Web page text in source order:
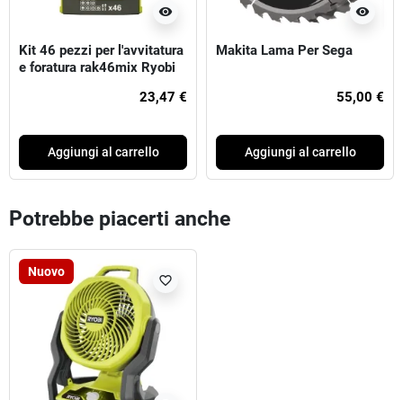
visibility
Kit 46 pezzi per l'avvitatura
e foratura rak46mix Ryobi
23,47 €
Aggiungi al carrello
visibility
Makita Lama Per Sega
55,00 €
Aggiungi al carrello
Potrebbe piacerti anche
Nuovo
favorite_border